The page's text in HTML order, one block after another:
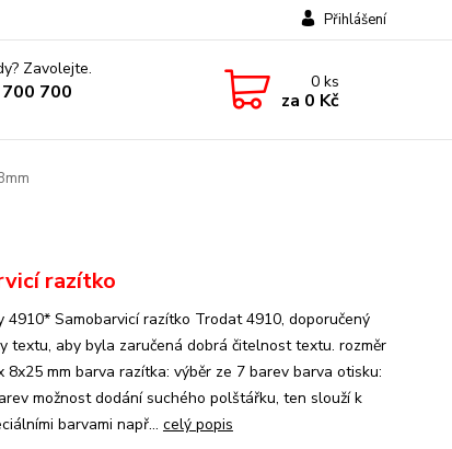
Přihlášení
Zavolejte.
700 0ks
za 0 Kč
razítko
4910* Samobarvicí razítko Trodat 4910, doporučený
textu, aby byla zaručená dobrá čitelnost textu. rozměr
8x25 mm barva razítka: výběr ze 7 barev barva otisku:
možnost dodání suchého polštářku, ten slouží k
barvami např... celý popis